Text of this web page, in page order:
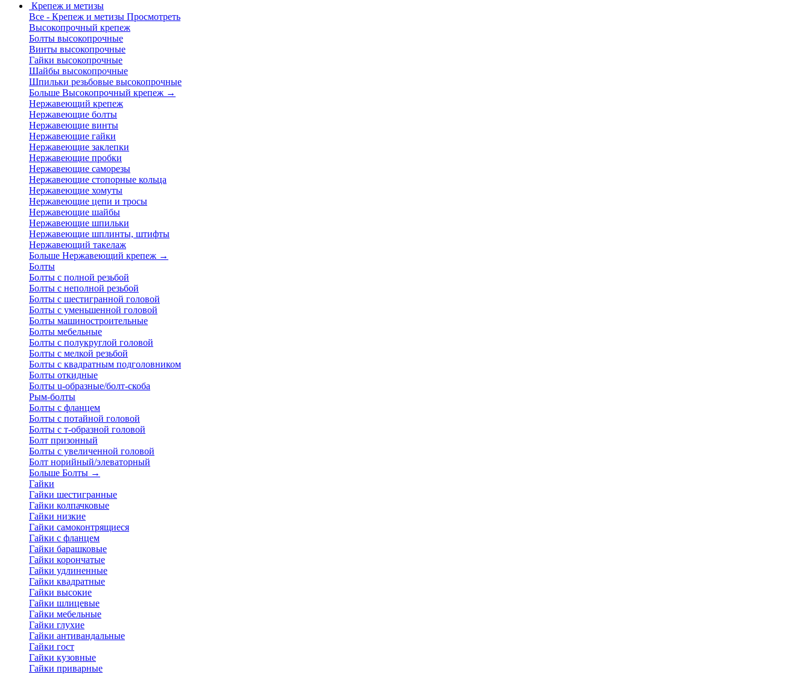
Крепеж и метизы
Все - Крепеж и метизы Просмотреть
Высокопрочный крепеж
Болты высокопрочные
Винты высокопрочные
Гайки высокопрочные
Шайбы высокопрочные
Шпильки резьбовые высокопрочные
Больше Высокопрочный крепеж →
Нержавеющий крепеж
Нержавеющие болты
Нержавеющие винты
Нержавеющие гайки
Нержавеющие заклепки
Нержавеющие пробки
Нержавеющие саморезы
Нержавеющие стопорные кольца
Нержавеющие хомуты
Нержавеющие цепи и тросы
Нержавеющие шайбы
Нержавеющие шпильки
Нержавеющие шплинты, штифты
Нержавеющий такелаж
Больше Нержавеющий крепеж →
Болты
Болты с полной резьбой
Болты с неполной резьбой
Болты с шестигранной головой
Болты с уменьшенной головой
Болты машиностроительные
Болты мебельные
Болты с полукруглой головой
Болты с мелкой резьбой
Болты с квадратным подголовником
Болты откидные
Болты u-образные/болт-скоба
Рым-болты
Болты с фланцем
Болты с потайной головой
Болты с т-образной головой
Болт призонный
Болты с увеличенной головой
Болт норийный/элеваторный
Больше Болты →
Гайки
Гайки шестигранные
Гайки колпачковые
Гайки низкие
Гайки самоконтрящиеся
Гайки с фланцем
Гайки барашковые
Гайки корончатые
Гайки удлиненные
Гайки квадратные
Гайки высокие
Гайки шлицевые
Гайки мебельные
Гайки глухие
Гайки антивандальные
Гайки гост
Гайки кузовные
Гайки приварные